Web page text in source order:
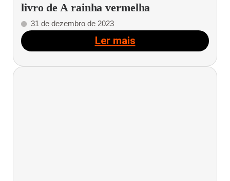
livro de A rainha vermelha
31 de dezembro de 2023
Ler mais